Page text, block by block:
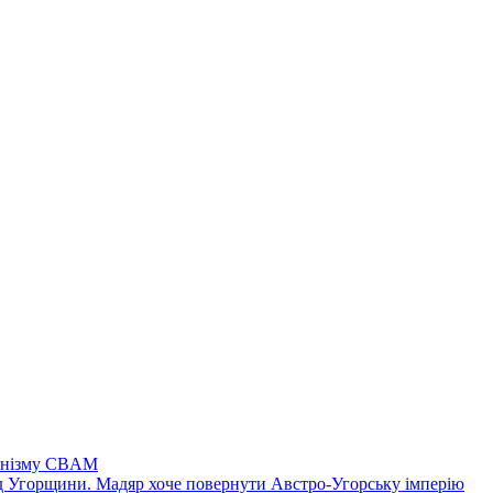
CBAM
Угорщини. Мадяр хоче повернути Австро-Угорську імперію